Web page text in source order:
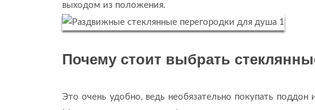
выходом из положения.
Почему стоит выбрать
Это очень удобно, ведь необязательно покупать